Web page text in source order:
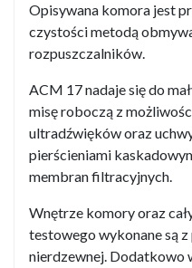
Opisywana komora jest
czystości metodą
rozpuszczalników.
ACM 17 nadaje się do
misę roboczą z
ultradźwięków oraz
pierścieniami
membran filtracyjnych.
Wnętrze komory oraz
testowego wykonane są
nierdzewnej. Dodatkowo